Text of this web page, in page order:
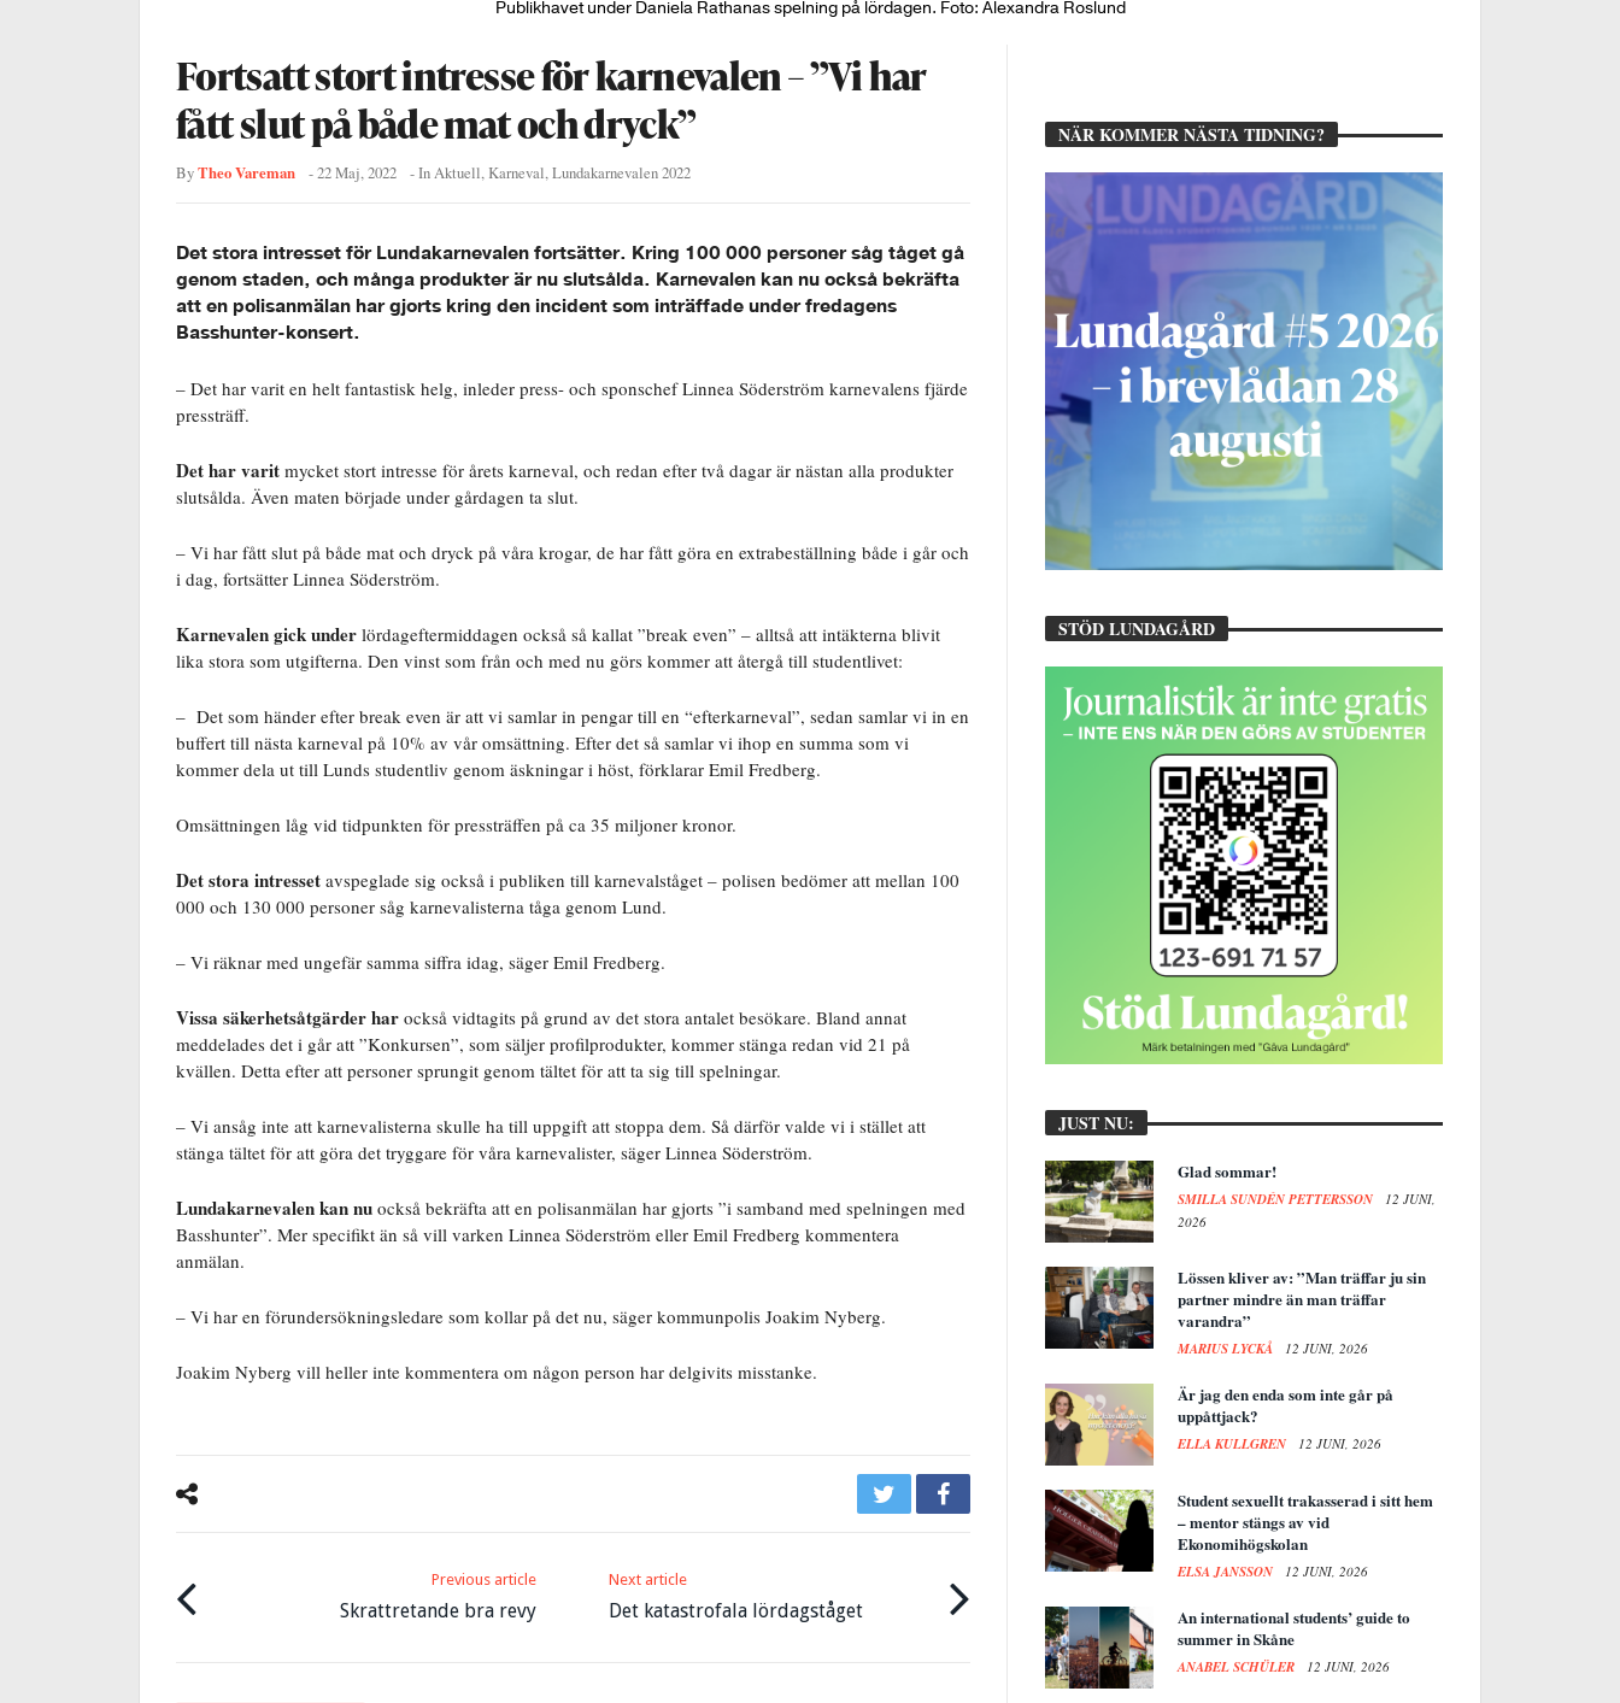
Publikhavet under Daniela Rathanas spelning på lördagen. Foto: Alexandra Roslund
Fortsatt stort intresse för karnevalen – ”Vi har
fått slut på både mat och dryck”
ByTheo Vareman -22 Maj, 2022 - InAktuell, Karneval,Lundakarnevalen 2022
Det stora intresset för Lundakarnevalen fortsätter. Kring 100 000 personer såg tåget gå
genom staden, och många produkter är nu slutsålda. Karnevalen kan nu också bekräfta
att en polisanmälan har gjorts kring den incident som inträffade under fredagens
Basshunter-konsert.
– Det har varit en helt fantastisk helg, inleder press- och sponschef Linnea Söderström karnevalens fjärde
pressträff.
Det har varit mycket stort intresse för årets karneval, och redan efter två dagar är nästan alla produkter
slutsålda. Även maten började under gårdagen ta slut.
– Vi har fått slut på både mat och dryck på våra krogar, de har fått göra en extrabeställning både i går och
i dag, fortsätter Linnea Söderström.
Karnevalen gick under lördageftermiddagen också så kallat ”break even” – alltså att intäkterna blivit
lika stora som utgifterna. Den vinst som från och med nu görs kommer att återgå till studentlivet:
– Det som händer efter break even är att vi samlar in pengar till en “efterkarneval”, sedan samlar vi in en
buffert till nästa karneval på 10% av vår omsättning. Efter det så samlar vi ihop en summa som vi
kommer dela ut till Lunds studentliv genom äskningar i höst, förklarar Emil Fredberg.
Omsättningen låg vid tidpunkten för pressträffen på ca 35 miljoner kronor.
Det stora intresset avspeglade sig också i publiken till karnevalståget – polisen bedömer att mellan 100
000 och 130 000 personer såg karnevalisterna tåga genom Lund.
– Vi räknar med ungefär samma siffra idag, säger Emil Fredberg.
Vissa säkerhetsåtgärder har också vidtagits på grund av det stora antalet besökare. Bland annat
meddelades det i går att ”Konkursen”, som säljer profilprodukter, kommer stänga redan vid 21 på
kvällen. Detta efter att personer sprungit genom tältet för att ta sig till spelningar.
– Vi ansåg inte att karnevalisterna skulle ha till uppgift att stoppa dem. Så därför valde vi i stället att
stänga tältet för att göra det tryggare för våra karnevalister, säger Linnea Söderström.
Lundakarnevalen kan nu också bekräfta att en polisanmälan har gjorts ”i samband med spelningen med
Basshunter”. Mer specifikt än så vill varken Linnea Söderström eller Emil Fredberg kommentera
anmälan.
– Vi har en förundersökningsledare som kollar på det nu, säger kommunpolis Joakim Nyberg.
Joakim Nyberg vill heller inte kommentera om någon person har delgivits misstanke.
Previous article
Skrattretande bra revy
Next article
Det katastrofala lördagståget
NÄR KOMMER NÄSTA TIDNING?
STÖD LUNDAGÅRD
JUST NU:
Glad sommar!
SMILLA SUNDÉN PETTERSSON
12 JUNI,
2026
Lössen kliver av: ”Man träffar ju sin
partner mindre än man träffar
varandra”
MARIUS LYCKÅ 12 JUNI, 2026
Är jag den enda som inte går på
uppåttjack?
ELLA KULLGREN 12 JUNI, 2026
Student sexuellt trakasserad i sitt hem
– mentor stängs av vid
Ekonomihögskolan
ELSA JANSSON 12 JUNI, 2026
An international students’ guide to
summer in Skåne
ANABEL SCHÜLER 12 JUNI, 2026